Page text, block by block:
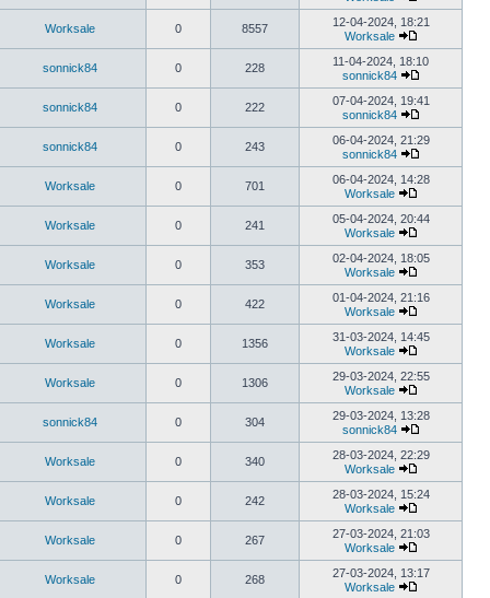
Worksale 0 8557
12-04-2024, 18:21
Worksale
sonnick84 0 228
11-04-2024, 18:10
sonnick84
sonnick84 0 222
07-04-2024, 19:41
sonnick84
sonnick84 0 243
06-04-2024, 21:29
sonnick84
Worksale 0 701
06-04-2024, 14:28
Worksale
Worksale 0 241
05-04-2024, 20:44
Worksale
Worksale 0 353
02-04-2024, 18:05
Worksale
Worksale 0 422
01-04-2024, 21:16
Worksale
Worksale 0 1356
31-03-2024, 14:45
Worksale
Worksale 0 1306
29-03-2024, 22:55
Worksale
sonnick84 0 304
29-03-2024, 13:28
sonnick84
Worksale 0 340
28-03-2024, 22:29
Worksale
Worksale 0 242
28-03-2024, 15:24
Worksale
Worksale 0 267
27-03-2024, 21:03
Worksale
Worksale 0 268
27-03-2024, 13:17
Worksale